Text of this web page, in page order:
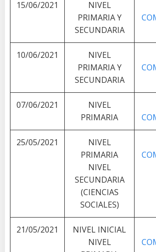
15/06/2021
NIVEL
PRIMARIA Y
SECUNDARIA
10/06/2021
NIVEL
PRIMARIA Y
SECUNDARIA
07/06/2021
NIVEL
PRIMARIA
25/05/2021
NIVEL
PRIMARIA
NIVEL
SECUNDARIA
(CIENCIAS
SOCIALES)
21/05/2021
NIVEL INICIAL
NIVEL